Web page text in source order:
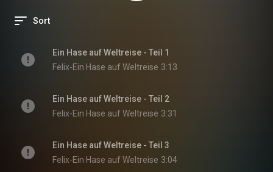
Sort
Ein Hase auf Weltreise - Teil 1
Felix-Ein Hase auf Weltreise 3:13
Ein Hase auf Weltreise - Teil 2
Felix-Ein Hase auf Weltreise 3:31
Ein Hase auf Weltreise - Teil 3
Felix-Ein Hase auf Weltreise 3:04